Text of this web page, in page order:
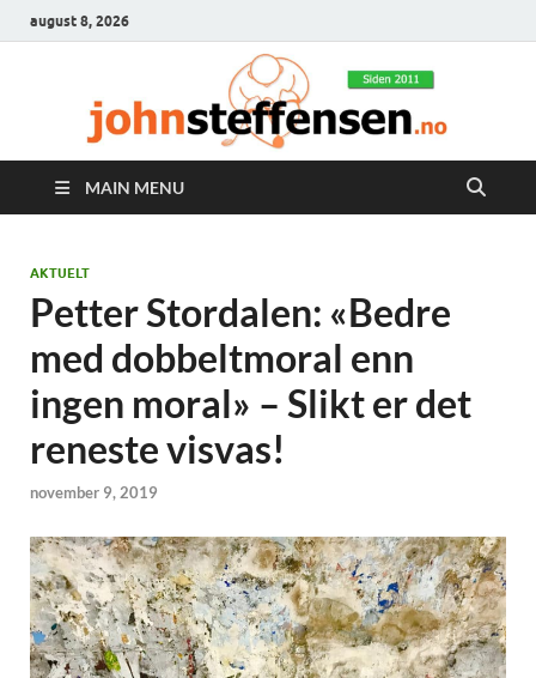
august 8, 2026
MAIN MENU
AKTUELT
Petter Stordalen: «Bedre
med dobbeltmoral enn
ingen moral» – Slikt er det
reneste visvas!
november 9, 2019